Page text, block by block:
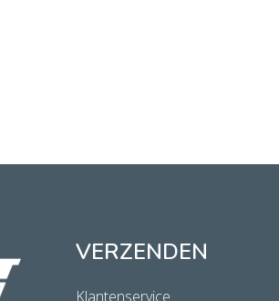
VERZENDEN
Klantenservice